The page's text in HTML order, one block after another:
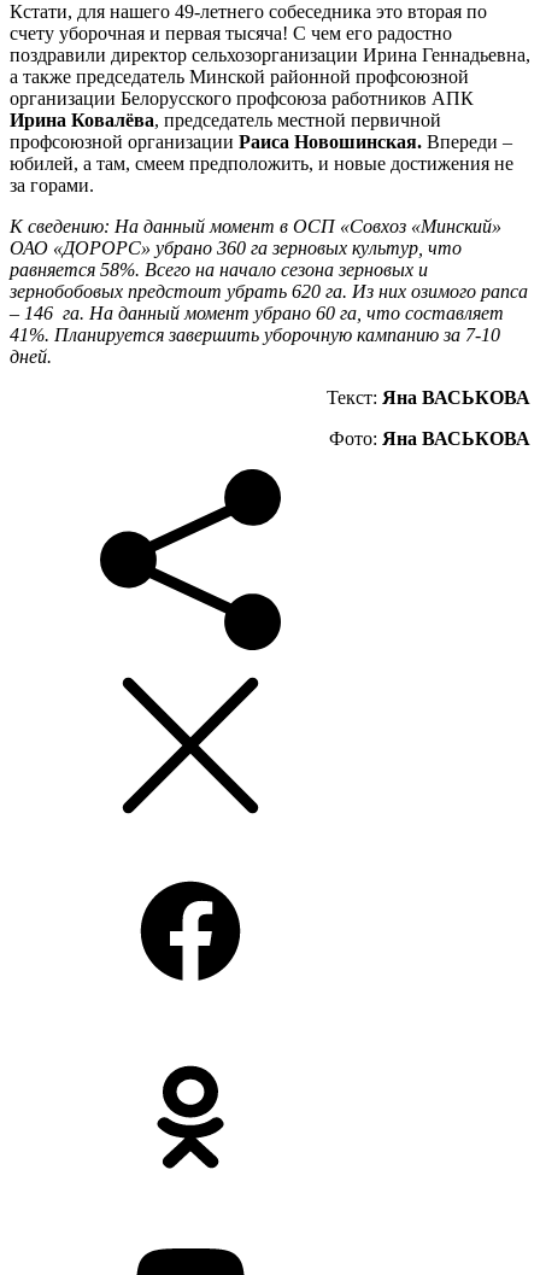
Кстати, для нашего 49-летнего собеседника это вторая по
счету уборочная и первая тысяча! С чем его радостно
поздравили директор сельхозорганизации Ирина Геннадьевна,
а также председатель Минской районной профсоюзной
организации Белорусского профсоюза работников АПК
Ирина Ковалёва, председатель местной первичной
профсоюзной организации Раиса Новошинская. Впереди –
юбилей, а там, смеем предположить, и новые достижения не
за горами.
К сведению: На данный момент в ОСП «Совхоз «Минский»
ОАО «ДОРОРС» убрано 360 га зерновых культур, что
равняется 58%. Всего на начало сезона зерновых и
зернобобовых предстоит убрать 620 га. Из них озимого рапса
– 146 га. На данный момент убрано 60 га, что составляет
41%. Планируется завершить уборочную кампанию за 7-10
дней.
Текст: Яна ВАСЬКОВА
Фото: Яна ВАСЬКОВА